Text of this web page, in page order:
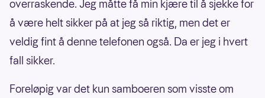
overraskende. Jeg måtte få min kjære til å sjekke for
å være helt sikker på at jeg så riktig, men det er
veldig fint å denne telefonen også. Da er jeg i hvert
fall sikker.
Foreløpig var det kun samboeren som visste om